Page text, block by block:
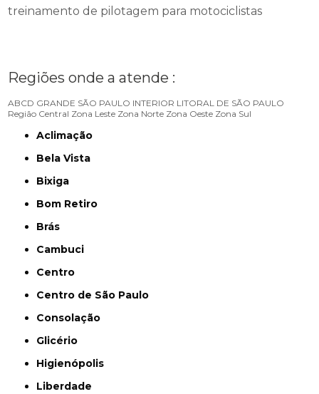
treinamento de pilotagem para motociclistas
Regiões onde a atende :
ABCD GRANDE SÃO PAULO INTERIOR LITORAL DE SÃO PAULO
Região Central Zona Leste Zona Norte Zona Oeste Zona Sul
Aclimação
Bela Vista
Bixiga
Bom Retiro
Brás
Cambuci
Centro
Centro de São Paulo
Consolação
Glicério
Higienópolis
Liberdade